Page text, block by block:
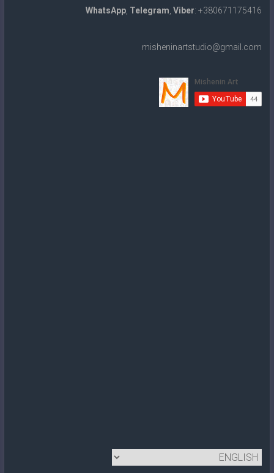
WhatsApp Telegram Viber: +380671175416
misheninartstudio@gmail.com